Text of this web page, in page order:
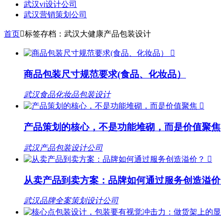
武汉vi设计公司
武汉营销策划公司
首页标签存档：武汉大健康产品包装设计

商品包装尺寸规范要求(食品、化妆品）
武汉食品化妆品包装设计

产品策划的核心，不是功能堆砌，而是价值聚焦
武汉产品包装设计公司

从卖产品到卖方案：品牌如何通过服务创造溢
武汉品牌全案策划设计公司